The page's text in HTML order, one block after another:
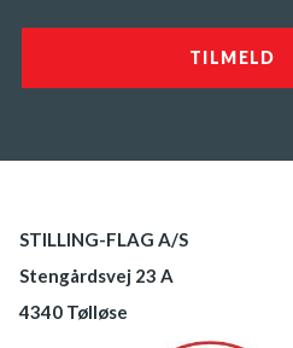
STILLING-FLAG A/S
Stengårdsvej 23 A
4340 Tølløse